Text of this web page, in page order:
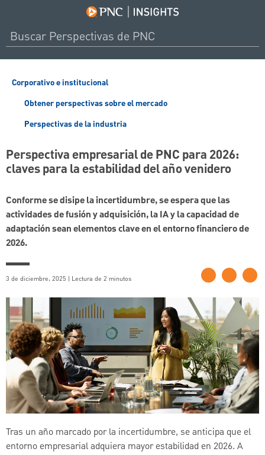
Corporativo e institucional
Obtener perspectivas sobre el mercado
Perspectivas de la industria
Perspectiva empresarial de PNC para 2026:
claves para la estabilidad del año venidero
Conforme se disipe la incertidumbre, se espera que las
actividades de fusión y adquisición, la IA y la capacidad de
adaptación sean elementos clave en el entorno financiero de
2026.
3 de diciembre, 2025 | Lectura de 2 minutos
Tras un año marcado por la incertidumbre, se anticipa que el
entorno empresarial adquiera mayor estabilidad en 2026. A